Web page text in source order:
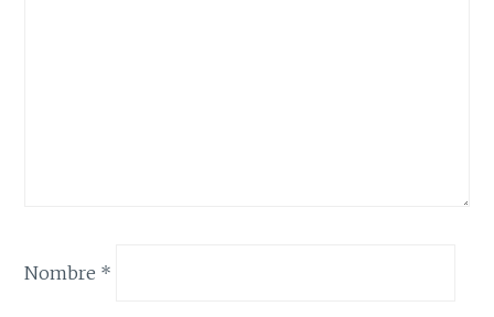
Nombre *